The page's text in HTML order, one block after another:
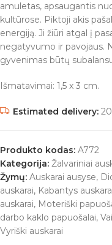
amuletas, apsaugantis
kultūrose. Piktoji akis
energiją. Ji žiūri atgal į
negatyvumo ir pavojaus.
gyvenimas būtų
Išmatavimai: 1,5 x 3 cm.
Estimated delivery:
Produkto kodas: A772
Kategorija: Žalvariniai
Žymų: Auskarai ausyse,
auskarai, Kabantys
auskarai, Moteriški
darbo kaklo papuošalai,
Vyriški auskarai